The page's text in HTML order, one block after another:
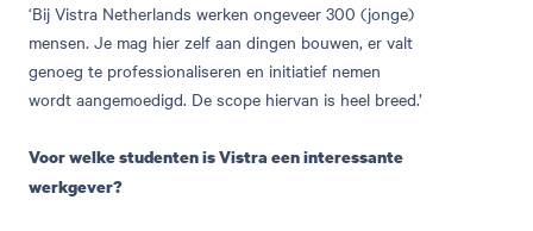
‘Bij Vistra Netherlands werken ongeveer 300 (jonge)
mensen. Je mag hier zelf aan dingen bouwen, er valt
genoeg te professionaliseren en initiatief nemen
wordt aangemoedigd. De scope hiervan is heel breed.’
Voor welke studenten is Vistra een interessante
werkgever?